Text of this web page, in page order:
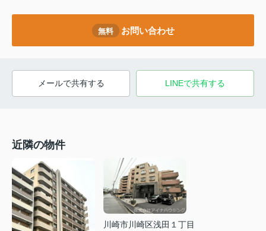
無料 お問い合わせ
メールで共有する LINEで共有する
近隣の物件
川崎市川崎区浅田１丁目